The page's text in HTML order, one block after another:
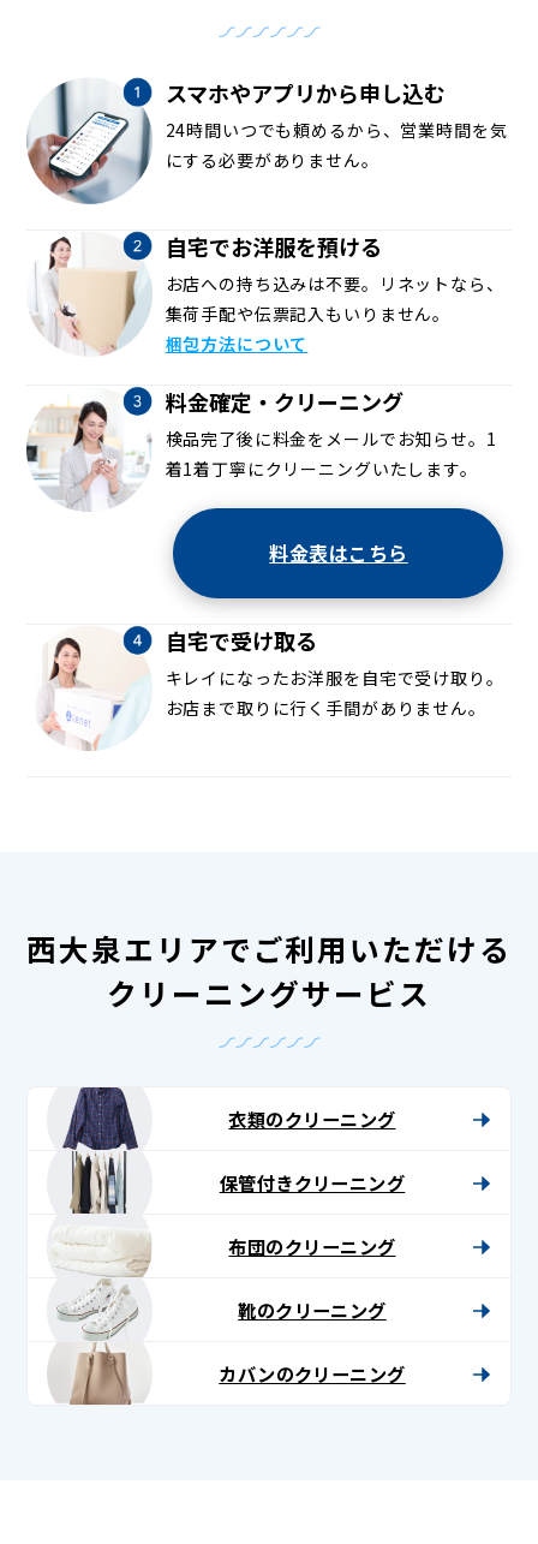
スマホやアプリから申し込む
24時間いつでも頼めるから、営業時間を気
にする必要がありません。
自宅でお洋服を預ける
お店への持ち込みは不要。リネットなら、
集荷手配や伝票記入もいりません。
梱包方法について
料金確定・クリーニング
検品完了後に料金をメールでお知らせ。1
着1着丁寧にクリーニングいたします。
料金表はこちら
自宅で受け取る
キレイになったお洋服を自宅で受け取り。
お店まで取りに行く手間がありません。
西大泉エリアでご利用いただける
クリーニングサービス
衣類のクリーニング
保管付きクリーニング
布団のクリーニング
靴のクリーニング
カバンのクリーニング